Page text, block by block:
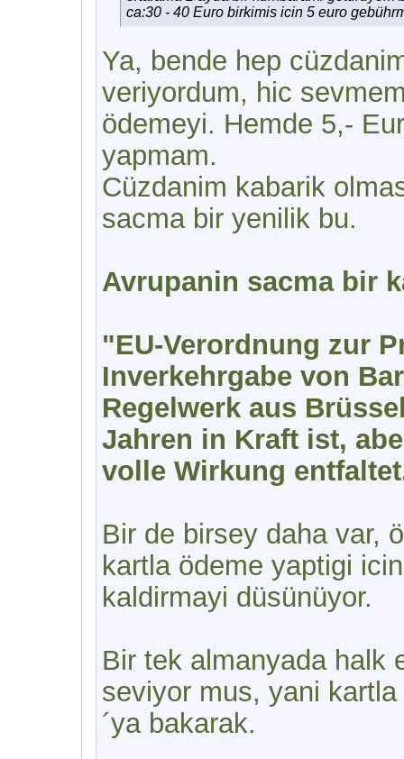
ca:30 - 40 Euro birkimis icin 5 euro
Ya, bende hep
veriyordum, hic
ödemeyi. Hemde 5,-
yapmam.
Cüzdanim kabarik
sacma bir yenilik bu.
Avrupanin sacma bir
"EU-Verordnung zur
Inverkehrgabe von
Regelwerk aus
Jahren in Kraft ist,
volle Wirkung
Bir de birsey daha var,
kartla ödeme yaptigi
kaldirmayi düsünüyor.
Bir tek almanyada halk
seviyor mus, yani
´ya bakarak.